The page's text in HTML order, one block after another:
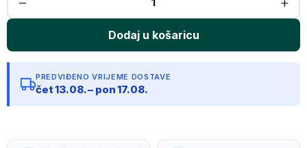
PREDVIĐENO VRIJEME DOSTAVE
čet 13.08. – pon 17.08.